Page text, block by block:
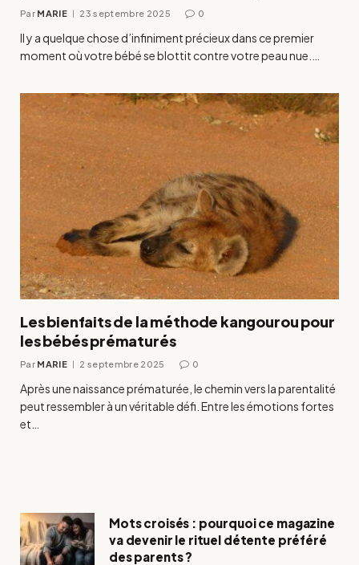
Par MARIE 23 septembre 2025 0
Il y a quelque chose d’infiniment précieux dans ce premier
moment où votre bébé se blottit contre votre peau nue.…
Les bienfaits de la méthode kangourou pour
les bébés prématurés
Par MARIE 2 septembre 2025 0
Après une naissance prématurée, le chemin vers la parentalité
peut ressembler à un véritable défi. Entre les émotions fortes
et…
Mots croisés : pourquoi ce magazine
va devenir le rituel détente préféré
des parents ?